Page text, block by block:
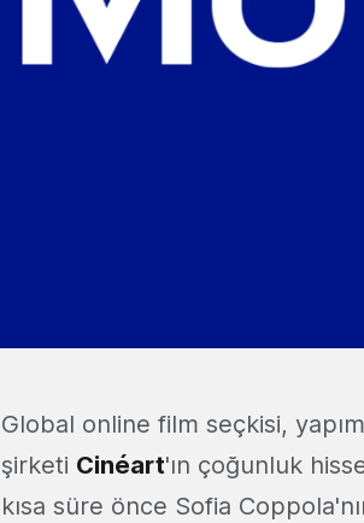
Global online film seçkisi,
şirketi Cinéart'ın çoğunluk
kısa süre önce Sofia